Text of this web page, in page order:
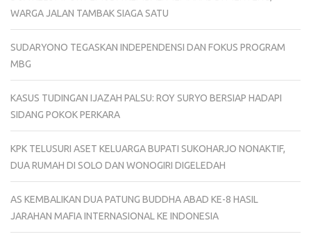
WARGA JALAN TAMBAK SIAGA SATU
SUDARYONO TEGASKAN INDEPENDENSI DAN FOKUS PROGRAM
MBG
KASUS TUDINGAN IJAZAH PALSU: ROY SURYO BERSIAP HADAPI
SIDANG POKOK PERKARA
KPK TELUSURI ASET KELUARGA BUPATI SUKOHARJO NONAKTIF,
DUA RUMAH DI SOLO DAN WONOGIRI DIGELEDAH
AS KEMBALIKAN DUA PATUNG BUDDHA ABAD KE-8 HASIL
JARAHAN MAFIA INTERNASIONAL KE INDONESIA